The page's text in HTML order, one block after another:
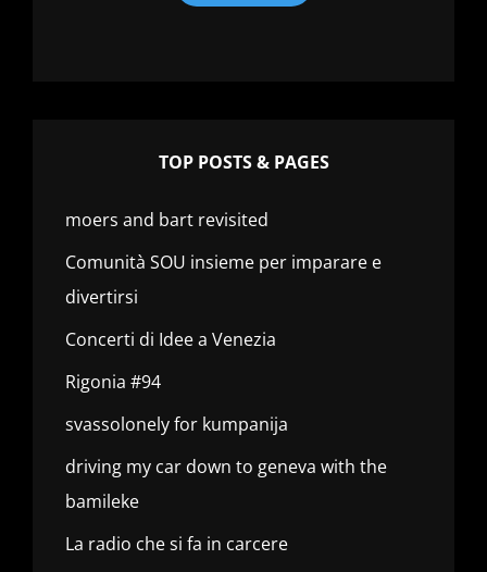
TOP POSTS & PAGES
moers and bart revisited
Comunità SOU insieme per imparare e
divertirsi
Concerti di Idee a Venezia
Rigonia #94
svassolonely for kumpanija
driving my car down to geneva with the
bamileke
La radio che si fa in carcere